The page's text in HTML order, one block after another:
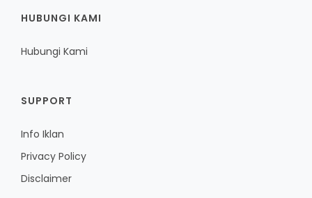
HUBUNGI KAMI
Hubungi Kami
SUPPORT
Info Iklan
Privacy Policy
Disclaimer